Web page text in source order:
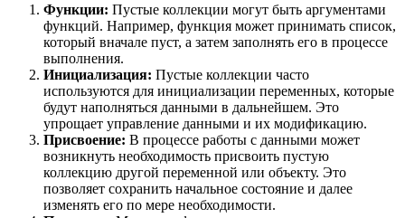
Функции: Пустые коллекции могут быть аргументами
функций. Например, функция может принимать список,
который вначале пуст, а затем заполнять его в процессе
выполнения.
Инициализация: Пустые коллекции часто
используются для инициализации переменных, которые
будут наполняться данными в дальнейшем. Это
упрощает управление данными и их модификацию.
Присвоение: В процессе работы с данными может
возникнуть необходимость присвоить пустую
коллекцию другой переменной или объекту. Это
позволяет сохранить начальное состояние и далее
изменять его по мере необходимости.